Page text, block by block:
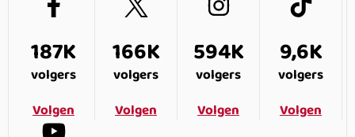
187K
volgers
Volgen
166K
volgers
Volgen
594K
volgers
Volgen
9,6K
volgers
Volgen